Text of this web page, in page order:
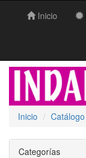
Inicio
Inicio Catálogo
Categorías